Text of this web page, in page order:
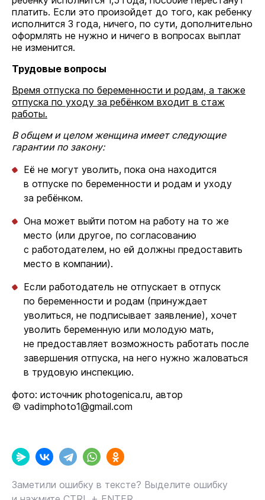
платить. Если это произойдет до того, как ребенку
исполнится 3 года, ничего, по сути, дополнительно
оформлять не нужно и ничего в вопросах выплат
не изменится.
Трудовые вопросы
Время отпуска по беременности и родам, а также
отпуска по уходу за ребёнком входит в стаж
работы.
В общем и целом женщина имеет следующие
гарантии по закону:
Её не могут уволить, пока она находится
в отпуске по беременности и родам и уходу
за ребёнком.
Она может выйти потом на работу на то же
место (или другое, по согласованию
с работодателем, но ей должны предоставить
место в компании).
Если работодатель не отпускает в отпуск
по беременности и родам (принуждает
уволиться, не подписывает заявление), хочет
уволить беременную или молодую мать,
не предоставляет возможность работать после
завершения отпуска, на него нужно жаловаться
в трудовую инспекцию.
фото: источник photogenica.ru, автор
© vadimphoto1@gmail.com
Заметили ошибку в тексте? Выделите ошибку